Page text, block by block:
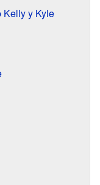
Kelly y Kyle